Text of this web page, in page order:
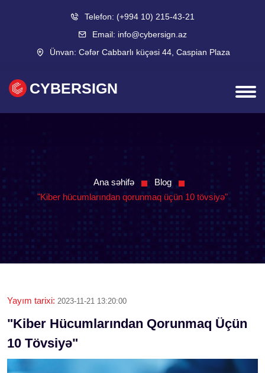
Telefon: (+994 10) 215-43-21
Email: info@cybersign.az
Ünvan: Cəfər Cabbarlı küçəsi 44, Caspian Plaza
CYBERSIGN
Ana səhifə
Blog
"Kiber hücumlarından qorunmaq üçün 10 tövsiyə"
Yayım tarixi: 2023-11-21 13:20:00
"Kiber Hücumlarından Qorunmaq Üçün
10 Tövsiyə"